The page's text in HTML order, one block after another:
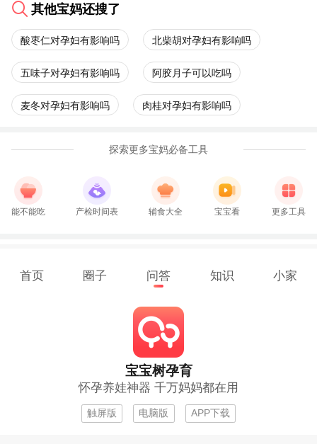
其他宝妈还搜了
酸枣仁对孕妇有影响吗 北柴胡对孕妇有影响吗
五味子对孕妇有影响吗 阿胶月子可以吃吗
麦冬对孕妇有影响吗 肉桂对孕妇有影响吗
探索更多宝妈必备工具
能不能吃 产检时间表 辅食大全 宝宝看 更多工具
首页 圈子 问答 知识 小家
宝宝树孕育
怀孕养娃神器 千万妈妈都在用
触屏版 电脑版 APP下载